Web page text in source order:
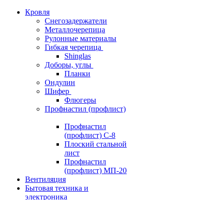
Кровля
Снегозадержатели
Металлочерепица
Рулонные материалы
Гибкая черепица
Shinglas
Доборы, углы
Планки
Ондулин
Шифер
Флюгеры
Профнастил (профлист)
Профнастил
(профлист) С-8
Плоский стальной
лист
Профнастил
(профлист) МП-20
Вентиляция
Бытовая техника и
электроника